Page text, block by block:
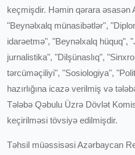
keçmişdir. Həmin qərara əsasən
"Beynəlxalq münasibətlər",
idarəetmə", "Beynəlxalq hüquq",
jurnalistika", "Dilşünaslıq",
tərcüməçiliyi", "Sosiologiya",
hazırlığına icazə verilmiş və
Tələbə Qəbulu Üzrə Dövlət
keçirilməsi tövsiyə edilmişdir.
Təhsil müəssisəsi Azərbaycan